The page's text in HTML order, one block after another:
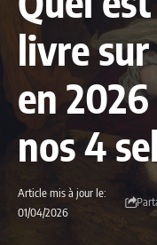
livre sur
en
nos 4
Article mis à jour le:
01/04/2026